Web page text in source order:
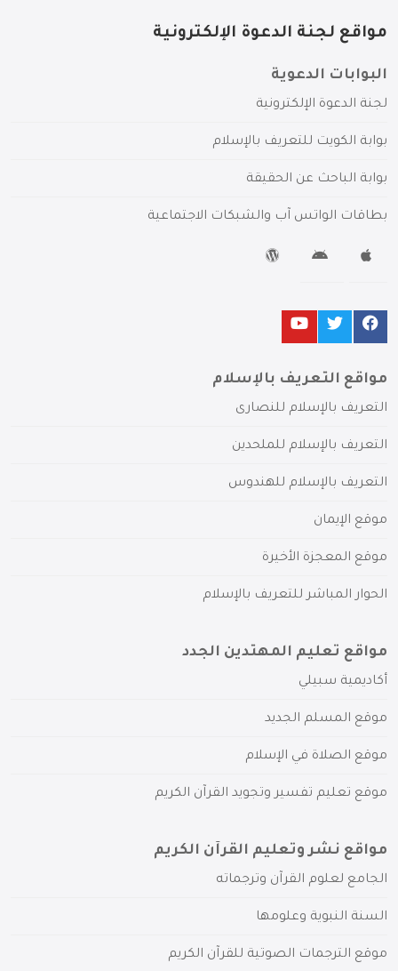
مواقع لجنة الدعوة الإلكترونية
البوابات الدعوية
لجنة الدعوة الإلكترونية
بوابة الكويت للتعريف بالإسلام
بوابة الباحث عن الحقيقة
بطاقات الواتس آب والشبكات الاجتماعية
مواقع التعريف بالإسلام
التعريف بالإسلام للنصارى
التعريف بالإسلام للملحدين
التعريف بالإسلام للهندوس
موقع الإيمان
موقع المعجزة الأخيرة
الحوار المباشر للتعريف بالإسلام
مواقع تعليم المهتدين الجدد
أكاديمية سبيلي
موقع المسلم الجديد
موقع الصلاة في الإسلام
موقع تعليم تفسير وتجويد القرآن الكريم
مواقع نشر وتعليم القرآن الكريم
الجامع لعلوم القرآن وترجماته
السنة النبوية وعلومها
موقع الترجمات الصوتية للقرآن الكريم